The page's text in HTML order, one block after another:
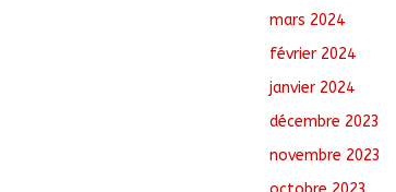
mars 2024
février 2024
janvier 2024
décembre 2023
novembre 2023